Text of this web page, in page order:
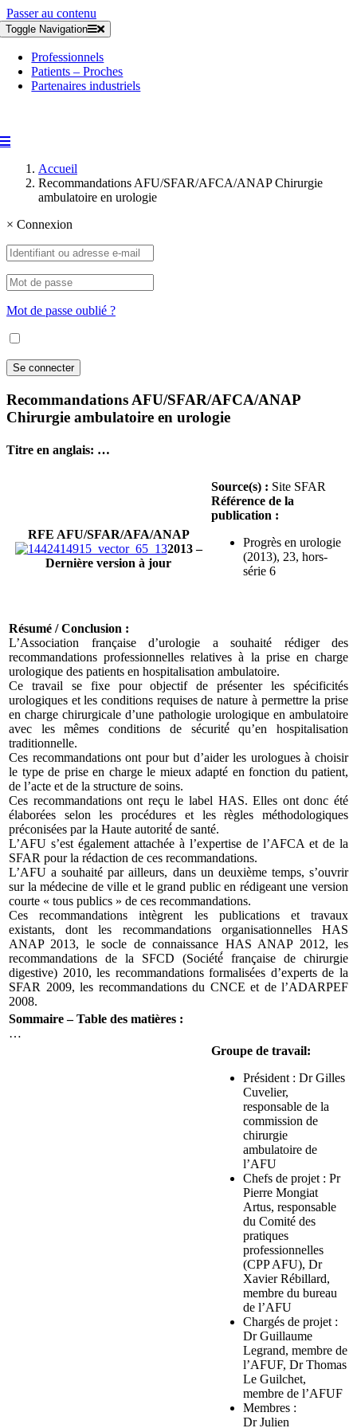
Passer au contenu
Toggle Navigation
Professionnels
Patients – Proches
Partenaires industriels
Accueil
Recommandations AFU/SFAR/AFCA/ANAP Chirurgie
ambulatoire en urologie
× Connexion
Mot de passe oublié ?
Recommandations AFU/SFAR/AFCA/ANAP
Chirurgie ambulatoire en urologie
Titre en anglais: …
RFE AFU/SFAR/AFA/ANAP
2013 –
Dernière version à jour
Source(s) : Site SFAR
Référence de la
publication :
Progrès en urologie
(2013), 23, hors-
série 6
Résumé / Conclusion :
L’Association française d’urologie a souhaité rédiger des
recommandations professionnelles relatives à la prise en charge
urologique des patients en hospitalisation ambulatoire.
Ce travail se fixe pour objectif de présenter les spécificités
urologiques et les conditions requises de nature à permettre la prise
en charge chirurgicale d’une pathologie urologique en ambulatoire
avec les mêmes conditions de sécurité́ qu’en hospitalisation
traditionnelle.
Ces recommandations ont pour but d’aider les urologues à choisir
le type de prise en charge le mieux adapté en fonction du patient,
de l’acte et de la structure de soins.
Ces recommandations ont reçu le label HAS. Elles ont donc été
élaborées selon les procédures et les règles méthodologiques
préconisées par la Haute autorité́ de santé.
L’AFU s’est également attachée à l’expertise de l’AFCA et de la
SFAR pour la rédaction de ces recommandations.
L’AFU a souhaité par ailleurs, dans un deuxième temps, s’ouvrir
sur la médecine de ville et le grand public en rédigeant une version
courte « tous publics » de ces recommandations.
Ces recommandations intègrent les publications et travaux
existants, dont les recommandations organisationnelles HAS
ANAP 2013, le socle de connaissance HAS ANAP 2012, les
recommandations de la SFCD (Société́ française de chirurgie
digestive) 2010, les recommandations formalisées d’experts de la
SFAR 2009, les recommandations du CNCE et de l’ADARPEF
2008.
Sommaire – Table des matières :
…
Groupe de travail:
Président : Dr Gilles
Cuvelier,
responsable de la
commission de
chirurgie
ambulatoire de
l’AFU
Chefs de projet : Pr
Pierre Mongiat
Artus, responsable
du Comité des
pratiques
professionnelles
(CPP AFU), Dr
Xavier Rébillard,
membre du bureau
de l’AFU
Chargés de projet :
Dr Guillaume
Legrand, membre de
l’AFUF, Dr Thomas
Le Guilchet,
membre de l’AFUF
Membres :
Dr Julien